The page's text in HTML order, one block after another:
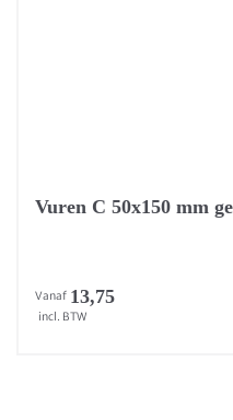
Vuren C 50x150 mm
Vanaf 13,75
incl. BTW